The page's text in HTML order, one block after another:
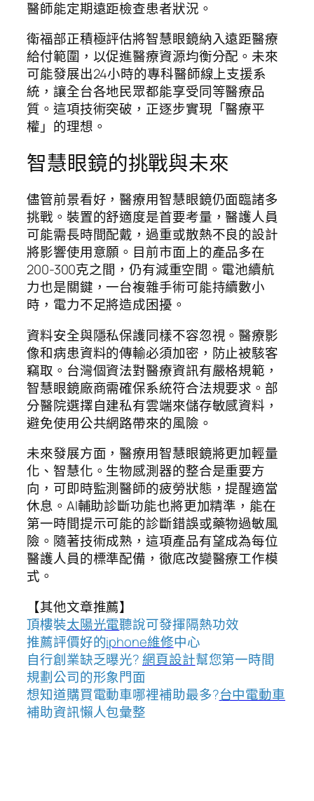
醫師能定期遠距檢查患者狀況。
衛福部正積極評估將智慧眼鏡納入遠距醫療
給付範圍，以促進醫療資源均衡分配。未來
可能發展出24小時的專科醫師線上支援系
統，讓全台各地民眾都能享受同等醫療品
質。這項技術突破，正逐步實現「醫療平
權」的理想。
智慧眼鏡的挑戰與未來
儘管前景看好，醫療用智慧眼鏡仍面臨諸多
挑戰。裝置的舒適度是首要考量，醫護人員
可能需長時間配戴，過重或散熱不良的設計
將影響使用意願。目前市面上的產品多在
200-300克之間，仍有減重空間。電池續航
力也是關鍵，一台複雜手術可能持續數小
時，電力不足將造成困擾。
資料安全與隱私保護同樣不容忽視。醫療影
像和病患資料的傳輸必須加密，防止被駭客
竊取。台灣個資法對醫療資訊有嚴格規範，
智慧眼鏡廠商需確保系統符合法規要求。部
分醫院選擇自建私有雲端來儲存敏感資料，
避免使用公共網路帶來的風險。
未來發展方面，醫療用智慧眼鏡將更加輕量
化、智慧化。生物感測器的整合是重要方
向，可即時監測醫師的疲勞狀態，提醒適當
休息。AI輔助診斷功能也將更加精準，能在
第一時間提示可能的診斷錯誤或藥物過敏風
險。隨著技術成熟，這項產品有望成為每位
醫護人員的標準配備，徹底改變醫療工作模
式。
【其他文章推薦】
頂樓裝太陽光電聽說可發揮隔熱功效
推薦評價好的iphone維修中心
自行創業缺乏曝光? 網頁設計幫您第一時間
規劃公司的形象門面
想知道購買電動車哪裡補助最多?台中電動車
補助資訊懶人包彙整